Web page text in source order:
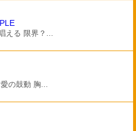
える 限界？...
の鼓動 胸...